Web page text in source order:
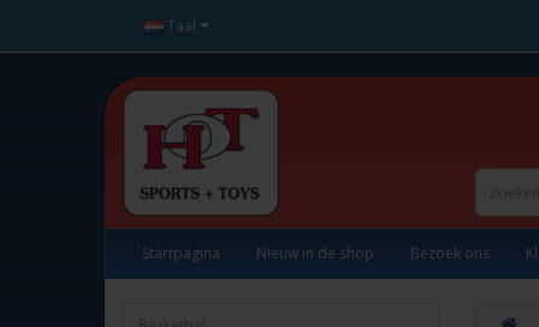
Taal
Startpagina Nieuw in de shop Bezoek ons